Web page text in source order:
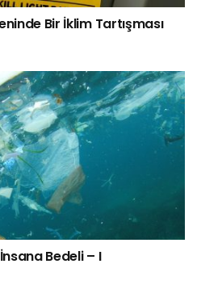
Bir İklim Tartışması
Bedeli – I